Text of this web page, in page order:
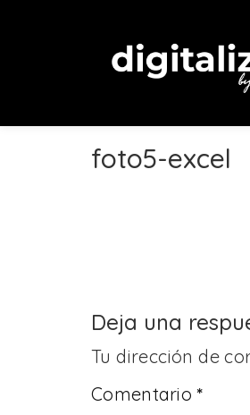
foto5-excel
Deja una
Tu dirección de
Comentario*